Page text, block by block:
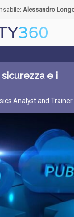
Alessandro
e i
Analyst and Trainer